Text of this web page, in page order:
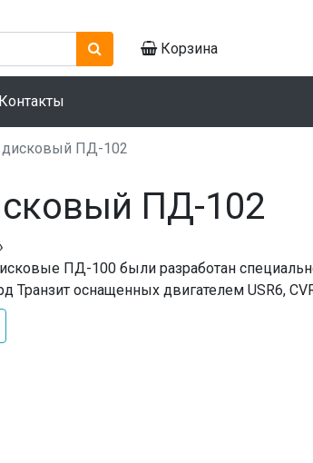
Корзина
Контакты
дисковый ПД-102
ПД-102
ПД-100 были разработан
Транзит оснащенных двигателем USR6,